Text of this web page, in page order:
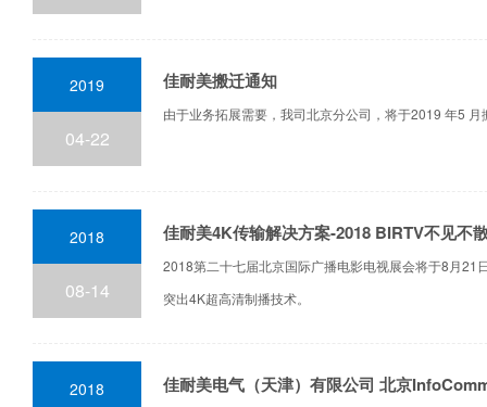
佳耐美搬迁通知
由于业务拓展需要，我司北京分公司，将于2019 年5
2019
04-22
佳耐美4K传输解决方案-2018 BIRTV不见不
2018第二十七届北京国际广播电影电视展会将于8月21
突出4K超高清制播技术。
2018
08-14
佳耐美电气（天津）有限公司 北京
2018